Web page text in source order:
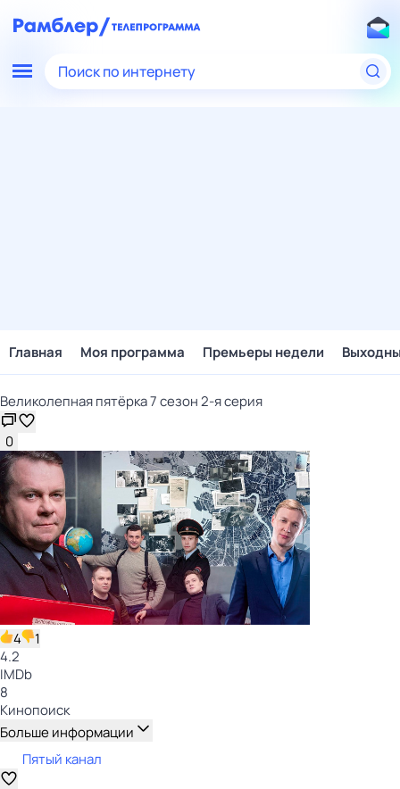
Поиск по интернету
Главная Моя программа Премьеры недели
Великолепная пятёрка 7 сезон 2-я серия
0
4
1
4.2
IMDb
8
Кинопоиск
Больше информации
Пятый канал